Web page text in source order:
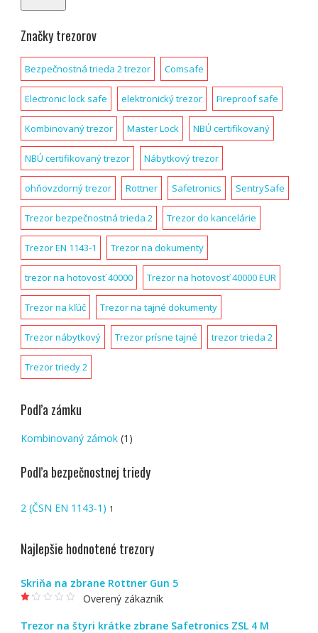
Značky trezorov
Bezpečnostná trieda 2 trezor Comsafe
Electronic lock safe elektronický trezor Fireproof safe
Kombinovaný trezor Master Lock NBÚ certifikovaný
NBÚ certifikovaný trezor Nábytkový trezor
ohňovzdorný trezor Rottner Safetronics SentrySafe
Trezor bezpečnostná trieda 2 Trezor do kancelárie
Trezor EN 1143-1 Trezor na dokumenty
trezor na hotovosť 40000 Trezor na hotovosť 40000 EUR
Trezor na kľúč Trezor na tajné dokumenty
Trezor nábytkový Trezor prísne tajné trezor trieda 2
Trezor triedy 2
Podľa zámku
Kombinovaný zámok (1)
Podľa bezpečnostnej triedy
2 (ČSN EN 1143-1) 1
Najlepšie hodnotené trezory
Skriňa na zbrane Rottner Gun 5
ote
Overený zákazník
Trezor na štyri krátke zbrane Safetronics ZSL 4 M